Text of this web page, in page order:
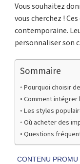
Vous souhaitez
vous cherchez !
contemporaine.
personnaliser son
Sommaire
Pourquoi choisir
Comment intégrer
Les styles
Où acheter des
Questions